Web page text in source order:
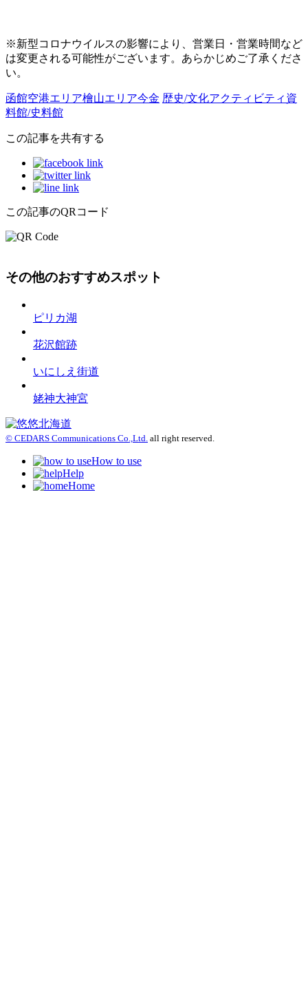
※新型コロナウイルスの影響により、営業日・営業時間など
は変更される可能性がございます。あらかじめご了承くださ
い。
函館空港エリア檜山エリア今金 歴史/文化アクティビティ 資
料館/史料館
この記事を共有する
この記事のQRコード
その他のおすすめスポット
ピリカ湖
花沢館跡
いにしえ街道
姥神大神宮
© CEDARS Communications Co.,Ltd. all right reserved.
How to use
Help
Home